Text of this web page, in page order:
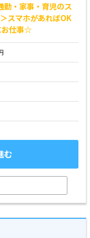
勤・家事・育児のス
スマホがあればOK
お仕事☆
む